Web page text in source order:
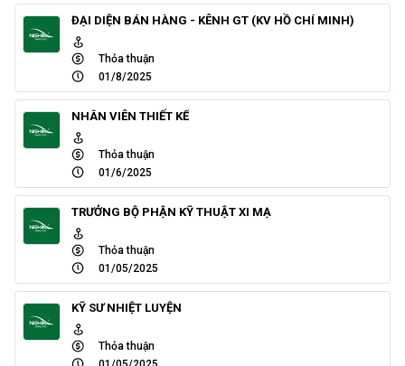
ĐẠI DIỆN BÁN HÀNG - KÊNH GT (KV HỒ CHÍ MINH)
Thỏa thuận
01/8/2025
NHÂN VIÊN THIẾT KẾ
Thỏa thuận
01/6/2025
TRƯỞNG BỘ PHẬN KỸ THUẬT XI MẠ
Thỏa thuận
01/05/2025
KỸ SƯ NHIỆT LUYỆN
Thỏa thuận